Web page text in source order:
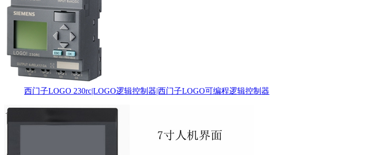
西门子LOGO 230rc|LOGO逻辑控制器|西门子LOGO可编程逻辑控制器